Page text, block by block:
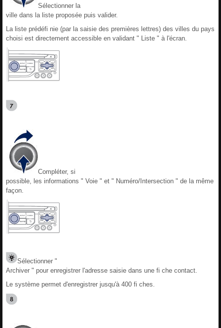
Sélectionner la
ville dans la liste proposée puis valider.
La liste prédéfi nie (par la saisie des premières lettres) des villes du pays
choisi est directement accessible en validant " Liste " à l'écran.
Compléter, si
possible, les informations " Voie " et " Numéro/Intersection " de la même
façon.
Sélectionner "
Archiver " pour enregistrer l'adresse saisie dans une fi che contact.
Le système permet d'enregistrer jusqu'à 400 fi ches.